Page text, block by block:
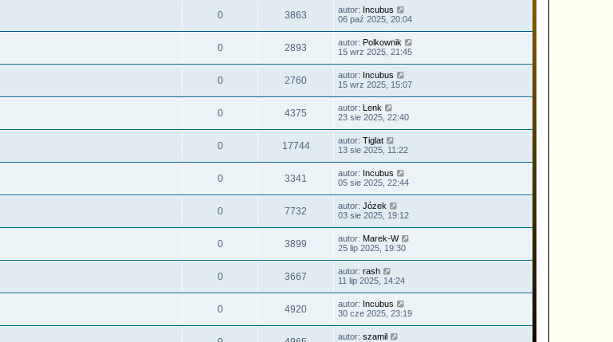
0 3863 autor: Incubus
06 paź 2025, 20:04
0 2893 autor: Polkownik
15 wrz 2025, 21:45
0 2760 autor: Incubus
15 wrz 2025, 15:07
0 4375 autor: Lenk
23 sie 2025, 22:40
0 17744 autor: Tiglat
13 sie 2025, 11:22
0 3341 autor: Incubus
05 sie 2025, 22:44
0 7732 autor: Józek
03 sie 2025, 19:12
0 3899 autor: Marek-W
25 lip 2025, 19:30
0 3667 autor: rash
11 lip 2025, 14:24
0 4920 autor: Incubus
30 cze 2025, 23:19
autor: szamil